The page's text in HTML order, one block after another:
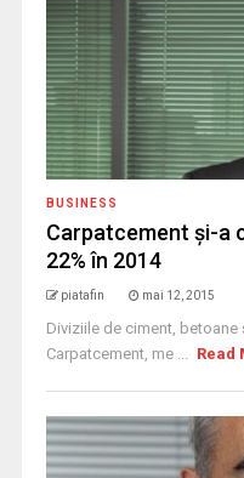
BUSINESS
Carpatcement şi-a
22% în 2014
piatafin mai 12, 2015
Diviziile de ciment,
Carpatcement, me ... Read